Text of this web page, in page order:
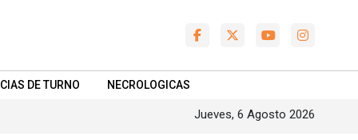
DE TURNO NECROLOGICAS
Jueves, 6 Agosto 2026